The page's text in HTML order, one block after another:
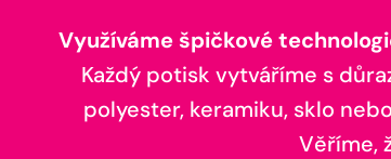
Využíváme špičkové
Každý potisk vytváříme s
polyester, keramiku, sklo
Věříme,